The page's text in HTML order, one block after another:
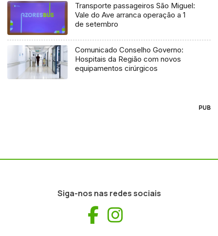
Transporte passageiros São Miguel:
Vale do Ave arranca operação a 1
de setembro
Comunicado Conselho Governo:
Hospitais da Região com novos
equipamentos cirúrgicos
PUB
Siga-nos nas redes sociais
Facebook